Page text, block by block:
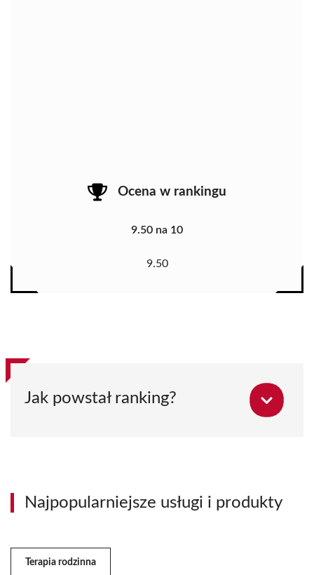
Ocena w rankingu
9.50 na 10
9.50
Jak powstał ranking?
Najpopularniejsze usługi i produkty
Terapia rodzinna